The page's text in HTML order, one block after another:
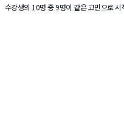
수강생의 10명 중 9명이 같은 고민으로 시